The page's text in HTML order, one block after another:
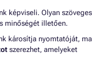
képviseli. Olyan szöveges
minőségét illetően.
károsítja nyomtatóját,
szerezhet, amelyeket